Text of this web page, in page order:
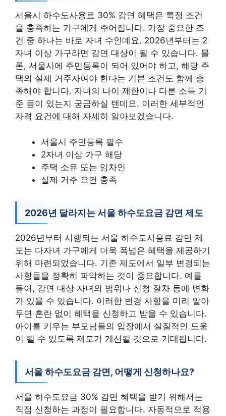
서울시 하수도사용료 30% 감면 혜택은 특정 조건
을 충족하는 가구에게 주어집니다. 가장 중요한 조
건 중 하나는 바로 자녀 수인데요. 2026년부터는 2
자녀 이상 가구라면 감면 대상이 될 수 있습니다. 물
론, 서울시에 주민등록이 되어 있어야 하고, 해당 주
택의 실제 거주자여야 한다는 기본 조건도 함께 충
족해야 합니다. 자녀의 나이 제한이나 다른 소득 기
준 등이 있는지 궁금하실 텐데요. 이러한 세부적인
자격 요건에 대해 자세히 알아보겠습니다.
서울시 주민등록 필수
2자녀 이상 가구 해당
주택 소유 또는 임차인
실제 거주 요건 충족
2026년 달라지는 서울 하수도요금 감면 제도
2026년부터 시행되는 서울 하수도사용료 감면 제
도는 다자녀 가구에게 더욱 폭넓은 혜택을 제공하기
위해 마련되었습니다. 기존 제도에서 일부 변경되는
사항들을 정확히 파악하는 것이 중요합니다. 예를
들어, 감면 대상 자녀의 범위나 신청 절차 등에 변화
가 있을 수 있습니다. 이러한 변경 사항을 미리 알아
두면 혼란 없이 혜택을 신청하고 받을 수 있습니다.
아이를 키우는 부모님들의 입장에서 실질적인 도움
이 될 수 있도록 제도가 개선될 것으로 기대됩니다.
서울 하수도요금 감면, 어떻게 신청하나요?
서울 하수도요금 30% 감면 혜택을 받기 위해서는
직접 신청하는 과정이 필요합니다. 자동적으로 적용